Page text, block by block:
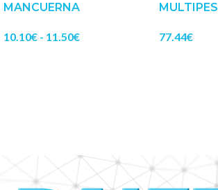
MANCUERNA
10.10€ - 11.50€ 77.44€